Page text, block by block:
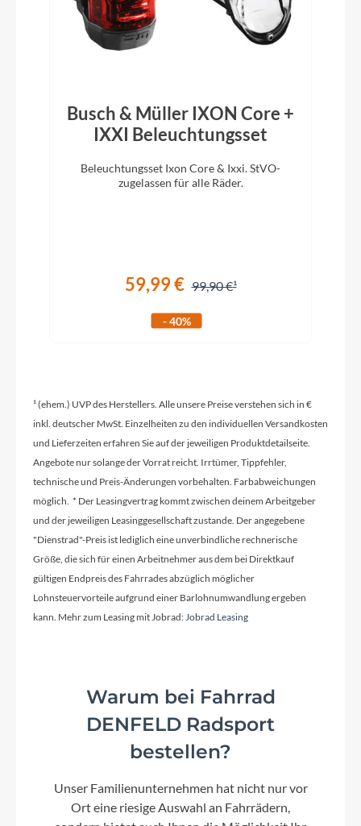
Rahmentyp
Modelljahr
2025
Schaltwerk
Shimano GRX RD-RX822 GS 12 Speed
Kurbelgarnitur
Kassette
Lenker
Syncros Creston 2.0 X Alloy 31.8mm
Farbe
python black
Gewicht
Steuersatz
Acros AIF-1134
Busch & Müller IXON Core +
IXXI Beleuchtungsset
Beleuchtungsset Ixon Core & Ixxi. StVO-
zugelassen für alle Räder.
59,99 € 99,90 €
- 40%
¹ (ehem.) UVP des Herstellers. Alle unsere Preise verstehen sich in €
inkl. deutscher MwSt. Einzelheiten zu den individuellen Versandkosten
und Lieferzeiten erfahren Sie auf der jeweiligen Produktdetailseite.
Angebote nur solange der Vorrat reicht. Irrtümer, Tippfehler,
technische und Preis-Änderungen vorbehalten. Farbabweichungen
möglich. * Der Leasingvertrag kommt zwischen deinem Arbeitgeber
und der jeweiligen Leasinggesellschaft zustande. Der angegebene
"Dienstrad"-Preis ist lediglich eine unverbindliche rechnerische
Größe, die sich für einen Arbeitnehmer aus dem bei Direktkauf
gültigen Endpreis des Fahrrades abzüglich möglicher
Lohnsteuervorteile aufgrund einer Barlohnumwandlung ergeben
kann. Mehr zum Leasing mit Jobrad:Jobrad Leasing
Warum bei Fahrrad
DENFELD Radsport
bestellen?
Unser Familienunternehmen hat nicht nur vor
Ort eine riesige Auswahl an Fahrrädern,